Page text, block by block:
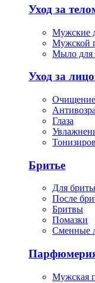
Уход за
Мужские
Мужской
Мыло для
Уход за
Очищение
Глаза
Бритье
Для
После
Бритвы
Помазки
Сменные
Мужская